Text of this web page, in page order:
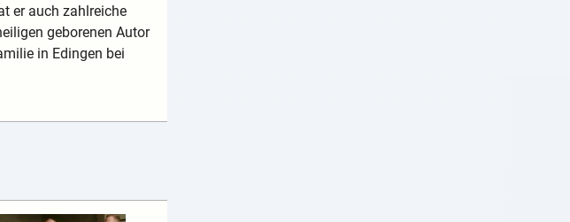
er auch zahlreiche
geborenen Autor
in Edingen bei